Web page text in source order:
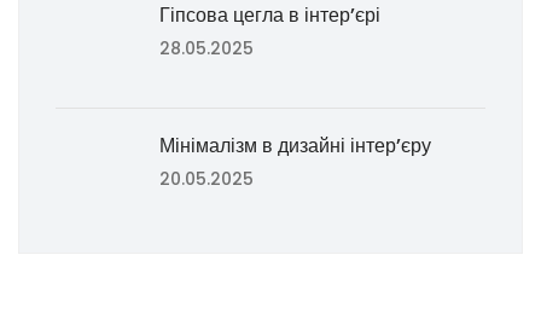
Гіпсова цегла в інтер’єрі
28.05.2025
Мінімалізм в дизайні інтер’єру
20.05.2025